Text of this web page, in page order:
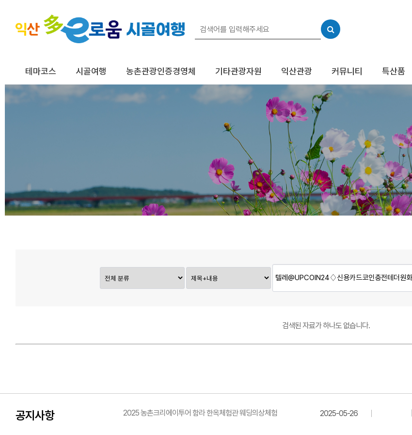
테마코스 시골여행 농촌관광인증경영체 기타관광자원 익산관광 커뮤니티 특산품
검색된 자료가 하나도 없습니다.
공지사항 2025 농촌크리에이투어 함라 한옥체험관 웨딩의상체험 2025-05-26